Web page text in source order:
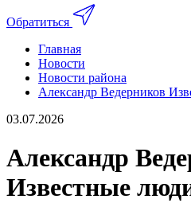
Обратиться
Главная
Новости
Новости района
Александр Ведерников
03.07.2026
Александр
Известные